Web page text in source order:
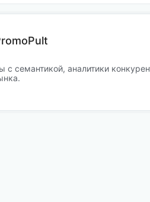
семантикой, аналитики